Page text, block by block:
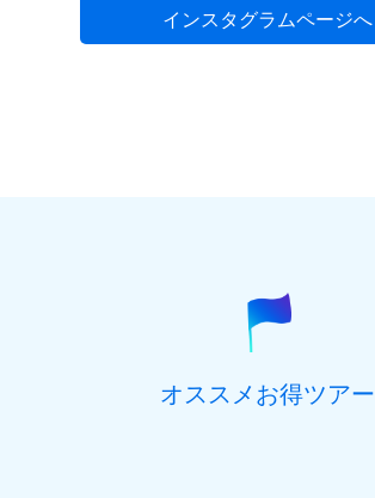
インスタグラムページへ
オススメお得ツアー